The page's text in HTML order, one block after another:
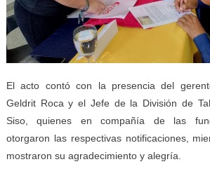
El acto contó con la presencia del
Geldrit Roca y el Jefe de la División de
Siso, quienes en compañía de las
otorgaron las respectivas notificaciones,
mostraron su agradecimiento y alegría.